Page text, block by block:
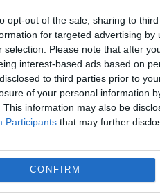
opt-out of the sale, sharing to
for targeted advertising
selection. Please note that after
interest-based ads based on
to third parties prior to
of your personal information
This information may also be
Participants that may further
CONFIRM
13 SEPTEMBRIE 2022
La Înalta Curte de
reînceput dosarele
judecătorească. Și
gospodar, treaba a
nume grele,